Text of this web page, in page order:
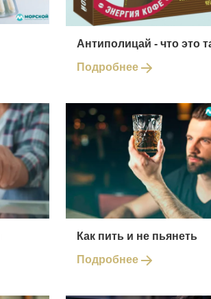
Антиполицай - что это
Подробнее
Как пить и не пьянеть
Подробнее